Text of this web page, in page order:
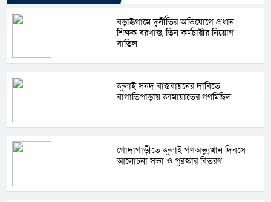
বড়াইগ্রামে দুর্নীতির অভিযোগে প্রধান
শিক্ষক বরখাস্ত, তিন কর্মচারীর নিয়োগ
বাতিল
জুলাই সনদ বাস্তবায়নের দাবিতে
বাগাতিপাড়ায় জামায়াতের গণমিছিল
গোদাগাড়ীতে জুলাই গণঅভ্যুত্থান দিবসে
আলোচনা সভা ও পুরস্কার বিতরণ